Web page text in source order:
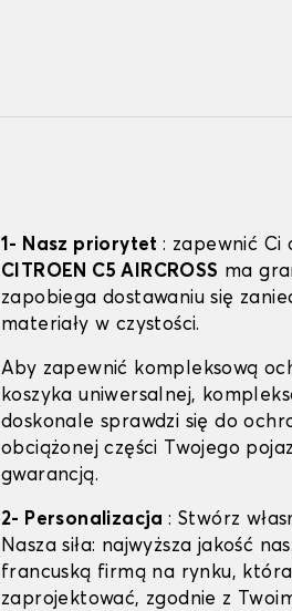
1- Nasz priorytet: zapewnić Ci
CITROEN C5 AIRCROSS ma
zapobiega dostawaniu się
materiały w czystości.
Aby zapewnić kompleksową
koszyka uniwersalnej,
doskonale sprawdzi się do
obciążonej części Twojego
gwarancją.
2- Personalizacja: Stwórz
Nasza siła: najwyższa jakość
francuską firmą na rynku,
zaprojektować, zgodnie z